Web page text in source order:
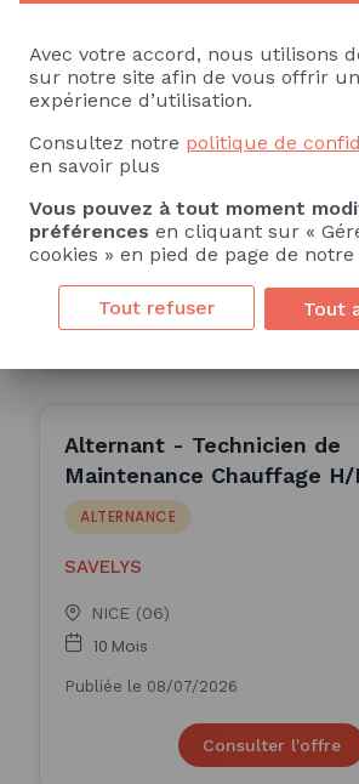
l'Energie en contrat
d'apprentissage H/F
ALTERNANCE
DALKIA
12 Mois
Publiée le 28/07/2026
Consulter l'offre
Alternant - Technicien de
Maintenance Chauffage H/
(H/F)
ALTERNANCE
SAVELYS
NICE (06)
10 Mois
Publiée le 08/07/2026
Consulter l'offre
Avec votre accord, nous utilisons
sur notre site afin de vous offrir
expérience d’utilisation.
Consultez notre politique de
en savoir plus
Vous pouvez à tout moment
préférences en cliquant sur «
cookies » en pied de page de notre
Tout refuser Tout